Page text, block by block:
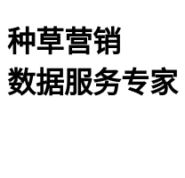
种草营销
数据服务专家